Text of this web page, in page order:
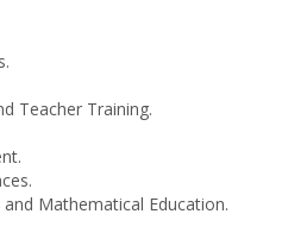
Teacher Training.
Mathematical Education.